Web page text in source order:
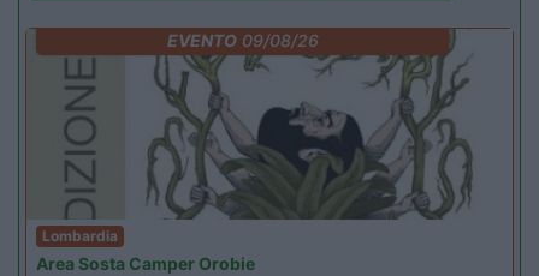
EVENTO09/08/26
Lombardia
Area Sosta Camper Orobie